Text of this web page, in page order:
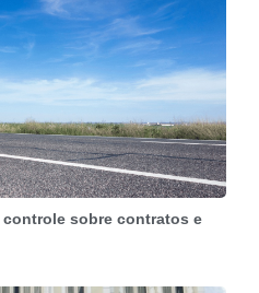
controle sobre contratos e